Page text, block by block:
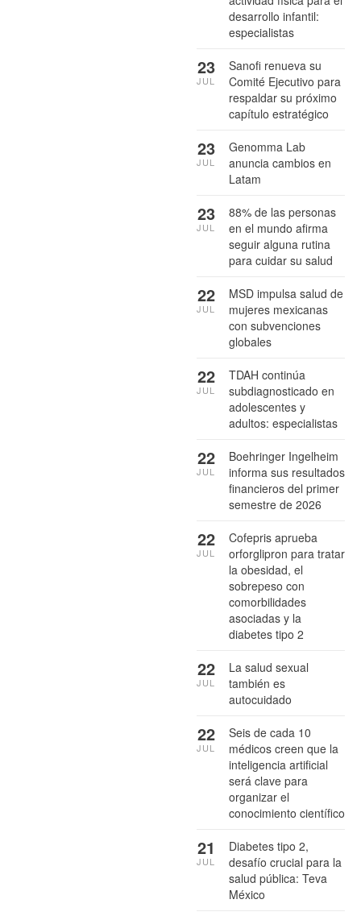
desarrollo infantil:
especialistas
Sanofi renueva su
Comité Ejecutivo para
respaldar su próximo
capítulo estratégico
23
JUL
Genomma Lab
anuncia cambios en
Latam
23
JUL
88% de las personas
en el mundo afirma
seguir alguna rutina
para cuidar su salud
23
JUL
MSD impulsa salud de
mujeres mexicanas
con subvenciones
globales
22
JUL
TDAH continúa
subdiagnosticado en
adolescentes y
adultos: especialistas
22
JUL
Boehringer Ingelheim
informa sus resultados
financieros del primer
semestre de 2026
22
JUL
Cofepris aprueba
orforglipron para tratar
la obesidad, el
sobrepeso con
comorbilidades
asociadas y la
diabetes tipo 2
22
JUL
La salud sexual
también es
autocuidado
22
JUL
Seis de cada 10
médicos creen que la
inteligencia artificial
será clave para
organizar el
conocimiento científico
22
JUL
Diabetes tipo 2,
desafío crucial para la
salud pública: Teva
México
21
JUL